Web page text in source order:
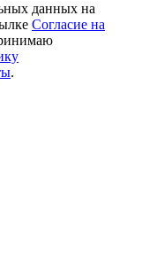
данных на
Согласие на
.